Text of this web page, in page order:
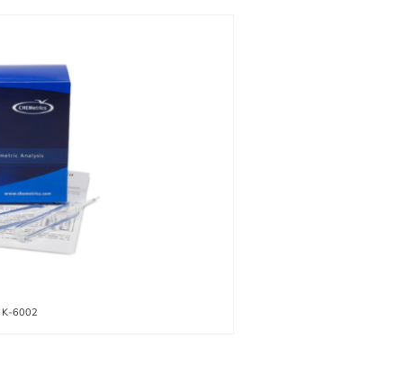
K-6002